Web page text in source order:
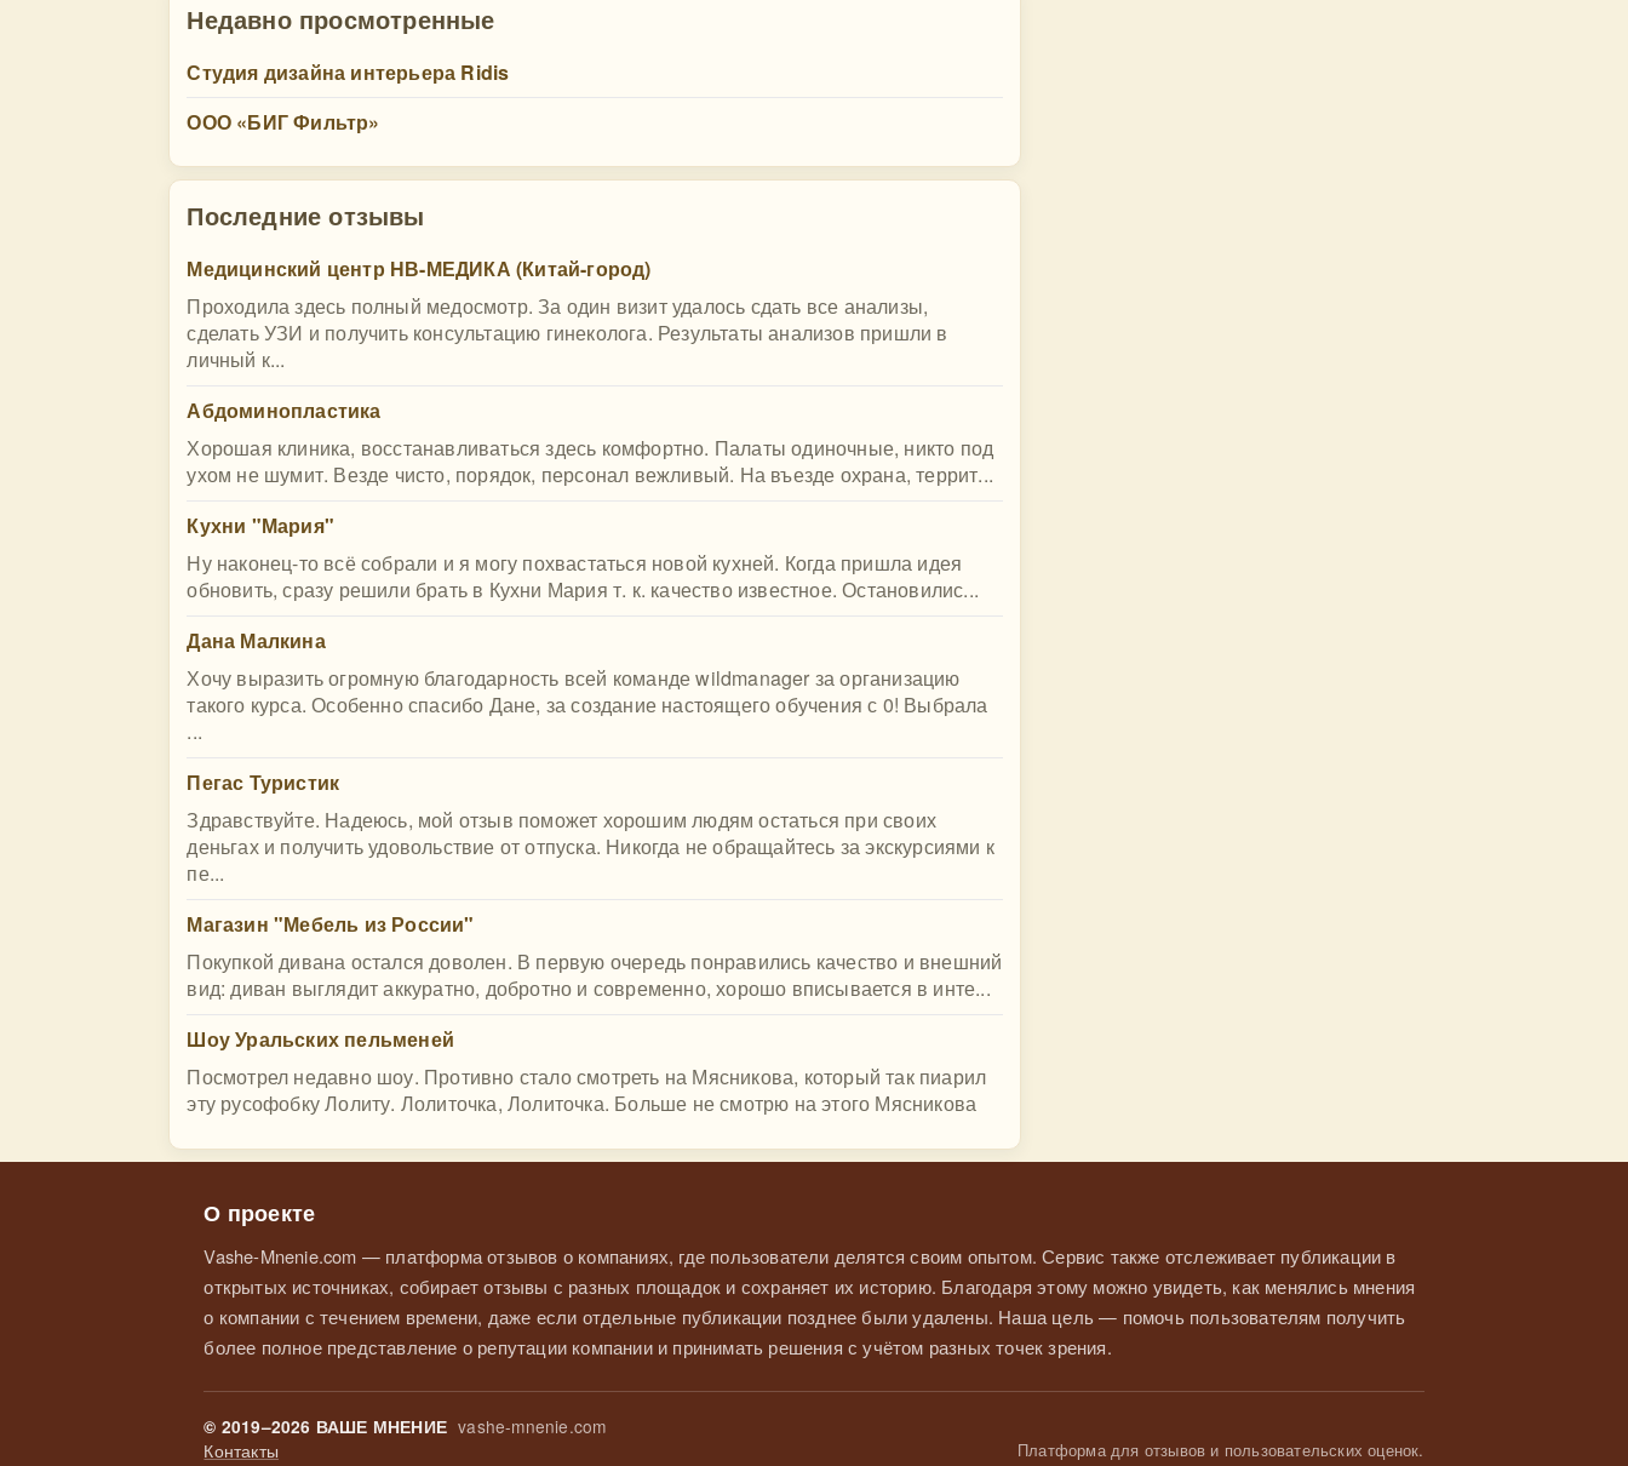
Недавно просмотренные
Студия дизайна интерьера Ridis
ООО «БИГ Фильтр»
Последние отзывы
Медицинский центр НВ-МЕДИКА (Китай-город)
Проходила здесь полный медосмотр. За один визит удалось сдать все анализы,
сделать УЗИ и получить консультацию гинеколога. Результаты анализов пришли в
личный к...
Абдоминопластика
Хорошая клиника, восстанавливаться здесь комфортно. Палаты одиночные, никто под
ухом не шумит. Везде чисто, порядок, персонал вежливый. На въезде охрана, террит...
Кухни "Мария"
Ну наконец-то всё собрали и я могу похвастаться новой кухней. Когда пришла идея
обновить, сразу решили брать в Кухни Мария т. к. качество известное. Остановилис...
Дана Малкина
Хочу выразить огромную благодарность всей команде wildmanager за организацию
такого курса. Особенно спасибо Дане, за создание настоящего обучения с 0! Выбрала
...
Пегас Туристик
Здравствуйте. Надеюсь, мой отзыв поможет хорошим людям остаться при своих
деньгах и получить удовольствие от отпуска. Никогда не обращайтесь за экскурсиями к
пе...
Магазин "Мебель из России"
Покупкой дивана остался доволен. В первую очередь понравились качество и внешний
вид: диван выглядит аккуратно, добротно и современно, хорошо вписывается в инте...
Шоу Уральских пельменей
Посмотрел недавно шоу. Противно стало смотреть на Мясникова, который так пиарил
эту русофобку Лолиту. Лолиточка, Лолиточка. Больше не смотрю на этого Мясникова
О проекте
Vashe-Mnenie.com — платформа отзывов о компаниях, где пользователи делятся своим опытом. Сервис также отслеживает публикации в
открытых источниках, собирает отзывы с разных площадок и сохраняет их историю. Благодаря этому можно увидеть, как менялись мнения
о компании с течением времени, даже если отдельные публикации позднее были удалены. Наша цель — помочь пользователям получить
более полное представление о репутации компании и принимать решения с учётом разных точек зрения.
© 2019–2026 ВАШЕ МНЕНИЕ vashe-mnenie.com
Контакты
Платформа для отзывов и пользовательских оценок.